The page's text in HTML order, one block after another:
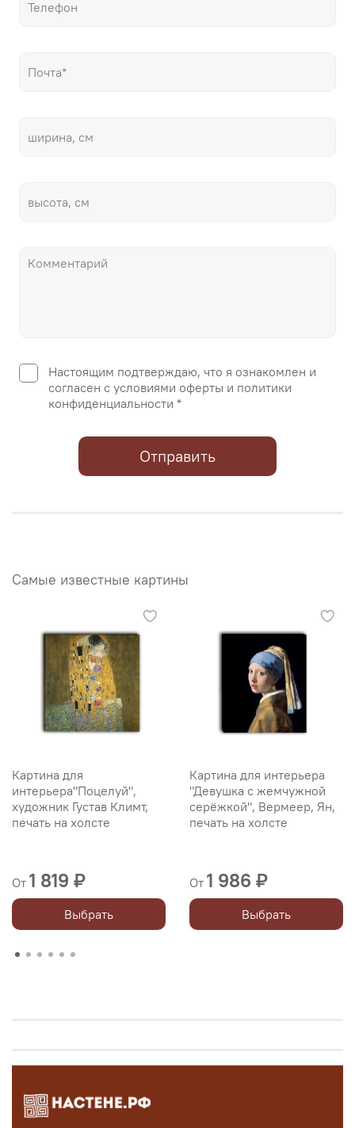
Настоящим подтверждаю, что я ознакомлен и
согласен с условиями оферты и политики
конфиденциальности *
Отправить
Самые известные картины
Картина для
интерьера"Поцелуй",
художник Густав Климт,
печать на холсте
От 1 819 ₽
Выбрать
Картина для интерьера
"Девушка с жемчужной
серёжкой", Вермеер, Ян,
печать на холсте
От 1 986 ₽
Выбрать